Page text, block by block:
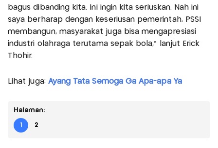
bagus dibanding kita. Ini ingin kita seriuskan. Nah ini
saya berharap dengan keseriusan pemerintah, PSSI
membangun, masyarakat juga bisa mengapresiasi
industri olahraga terutama sepak bola,” lanjut Erick
Thohir.
Lihat juga: Ayang Tata Semoga Ga Apa-apa Ya
Halaman:
1 2